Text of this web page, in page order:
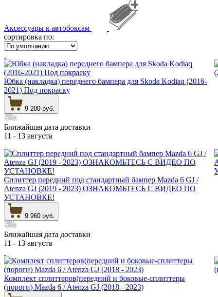
Аксессуары к автобоксам
сортировка по:
Юбка (накладка) переднего бампера для Skoda Kodiaq (2016-
2021) Под покраску
9 200 руб.
Ближайшая дата доставки
11 - 13 августа
Сплиттер передний под стандартный бампер Mazda 6 GJ /
Atenza GJ (2019 - 2023) ОЗНАКОМЬТЕСЬ С ВИДЕО ПО
УСТАНОВКЕ!
9 960 руб.
Ближайшая дата доставки
11 - 13 августа
Комплект сплиттеров(передний и боковые-сплиттеры
(пороги) Mazda 6 / Atenza GJ (2018 - 2023)